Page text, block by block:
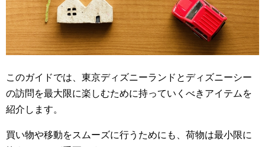
このガイドでは、東京ディズニーランドとディズニーシー
の訪問を最大限に楽しむために持っていくべきアイテムを
紹介します。
買い物や移動をスムーズに行うためにも、荷物は最小限に